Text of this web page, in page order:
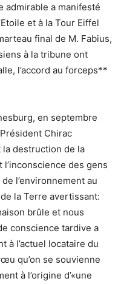
admirable a manifesté
et à la Tour Eiffel
final de M. Fabius,
à la tribune ont
l’accord au forceps**
en septembre
Chirac
destruction de la
l’inconscience des gens
l’environnement au
la Terre avertissant:
brûle et nous
conscience tardive a
à l’actuel locataire du
qu’on se souvienne
à l’origine d’«une